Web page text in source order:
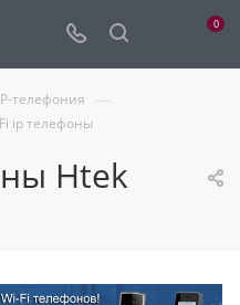
0
телефония —
ip телефоны
Htek